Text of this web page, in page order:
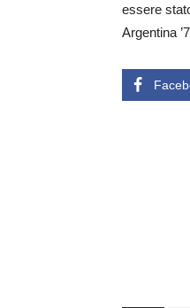
essere
Argentina